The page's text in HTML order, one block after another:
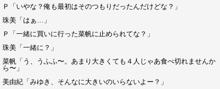
Ｐ「いやな？俺も最初はそのつもりだったんだけどな？」
珠美「はぁ…」
Ｐ「一緒に買いに行った菜帆に止められてな？」
珠美「一緒に？」
菜帆「う、うふふ〜。あまり大きくても４人じゃあ食べ切れませんか
ら〜」
美由紀「みゆき、そんなに大きいのいらないよー？」